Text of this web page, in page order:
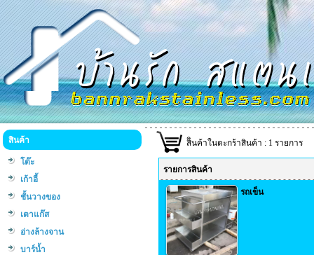
สินค้า
โต๊ะ
เก้าอี้
ชั้นวางของ
เตาแก๊ส
อ่างล้างจาน
บาร์น้ำ
สิินค้าในตะกร้าสินค้า : 1 รายการ
รายการสินค้า
รถเข็น